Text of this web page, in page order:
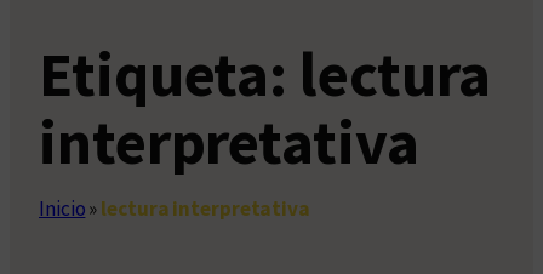
Etiqueta: lectura
interpretativa
Inicio»lectura interpretativa